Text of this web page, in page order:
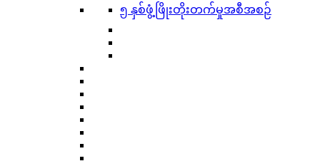
၅ နှစ်ဖွံ့ဖြိုးတိုးတက်မှုအစီအစဉ်